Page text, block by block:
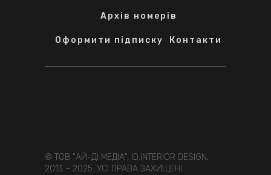
Архів номерів
Оформити підписку Контакти
© ТОВ "АЙ-ДІ МЕДІА", ID.INTERIOR DESIGN,
2013 – 2025. УСІ ПРАВА ЗАХИЩЕНІ.